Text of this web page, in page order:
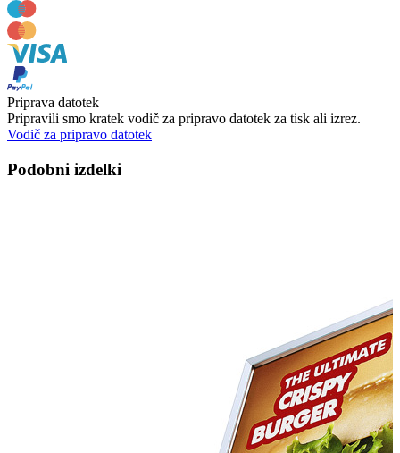
Priprava datotek
Pripravili smo kratek vodič za pripravo datotek za tisk ali izrez.
Vodič za pripravo datotek
Podobni izdelki